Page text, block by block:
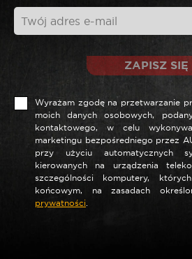
Nazwa *
E-mail*
ZAPISZ SIĘ
Wyrażam zgodę na przetwarzanie
moich danych osobowych,
kontaktowego, w celu
marketingu bezpośredniego przez
przy użyciu automatycznych
kierowanych na urządzenia
szczególności komputery,
końcowym, na zasadach
prywatności.